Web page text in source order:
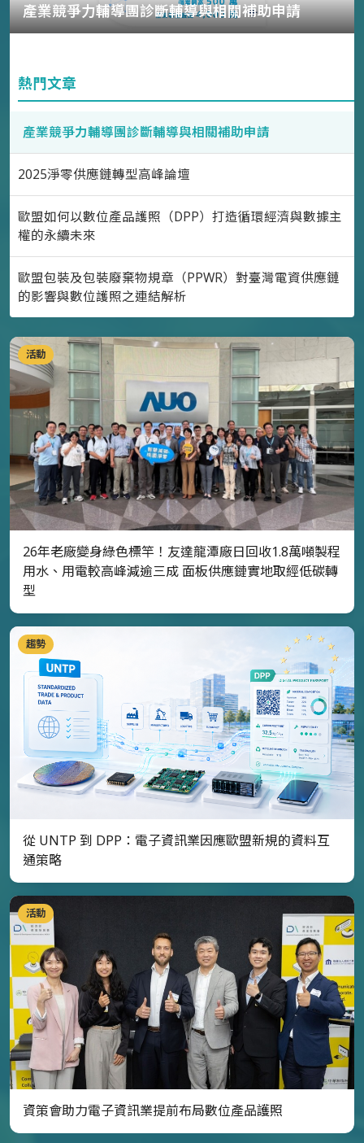
產業競爭力輔導團診斷輔導與相關補助申請
熱門文章
產業競爭力輔導團診斷輔導與相關補助申請
2025淨零供應鏈轉型高峰論壇
歐盟如何以數位產品護照（DPP）打造循環經濟與數據主
權的永續未來
歐盟包裝及包裝廢棄物規章（PPWR）對臺灣電資供應鏈
的影響與數位護照之連結解析
活動
26年老廠變身綠色標竿！友達龍潭廠日回收1.8萬噸製程
用水、用電較高峰減逾三成 面板供應鏈實地取經低碳轉
型
趨勢
從 UNTP 到 DPP：電子資訊業因應歐盟新規的資料互
通策略
活動
資策會助力電子資訊業提前布局數位產品護照